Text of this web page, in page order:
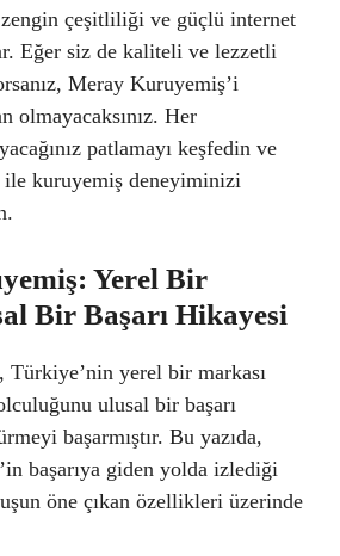
çeşitliliği ve güçlü internet
Eğer siz de kaliteli ve lezzetli
Meray Kuruyemiş’i
olmayacaksınız. Her
patlamayı keşfedin ve
kuruyemiş deneyiminizi
Yerel Bir
Bir Başarı Hikayesi
yerel bir markası
ulusal bir başarı
başarmıştır. Bu yazıda,
başarıya giden yolda izlediği
öne çıkan özellikleri üzerinde